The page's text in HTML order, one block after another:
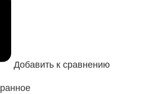
Добавить к сравнению